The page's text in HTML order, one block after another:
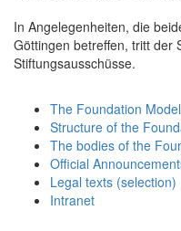
In Angelegenheiten, die
Göttingen betreffen, tritt der
Stiftungsausschüsse.
The Foundation Model
Structure of the
The bodies of the
Official
Legal texts (selection)
Intranet